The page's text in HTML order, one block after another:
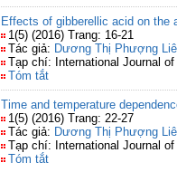
Effects of gibberellic acid on the
1(5) (2016) Trang: 16-21
Tác giả: Dương Thị Phượng
Tạp chí: International Journal
Tóm tắt
Time and temperature
1(5) (2016) Trang: 22-27
Tác giả: Dương Thị Phượng
Tạp chí: International Journal
Tóm tắt